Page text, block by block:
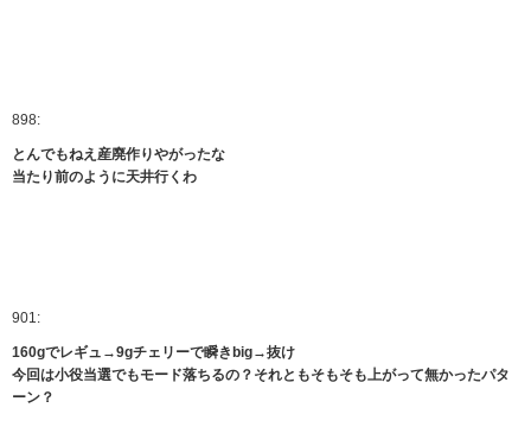
898:
とんでもねえ産廃作りやがったな
当たり前のように天井行くわ
901:
160gでレギュ→9gチェリーで瞬きbig→抜け
今回は小役当選でもモード落ちるの？それともそもそも上がって無かったパタ
ーン？